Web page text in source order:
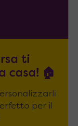
ti
casa! 🏠
per il